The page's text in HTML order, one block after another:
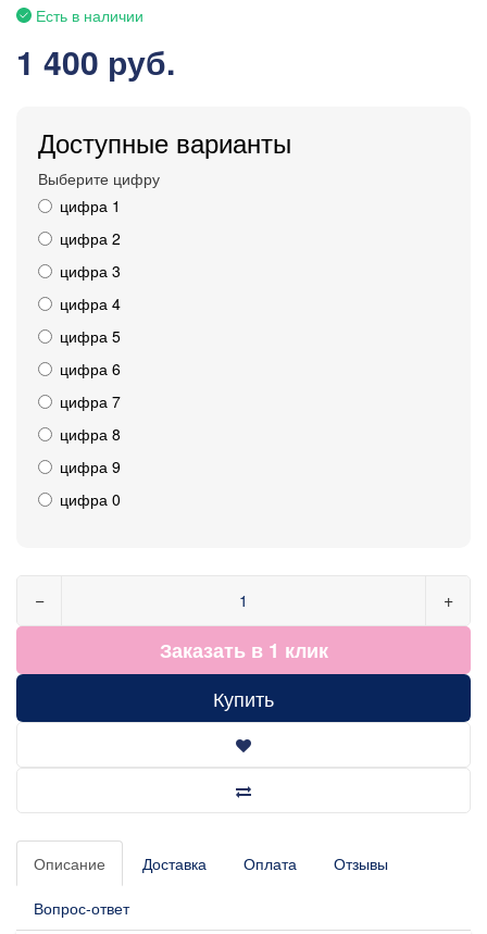
Есть в наличии
1 400 руб.
Доступные варианты
Выберите цифру
цифра 1
цифра 2
цифра 3
цифра 4
цифра 5
цифра 6
цифра 7
цифра 8
цифра 9
цифра 0
− +
Заказать в 1 клик
Купить
Описание Доставка Оплата Отзывы
Вопрос-ответ